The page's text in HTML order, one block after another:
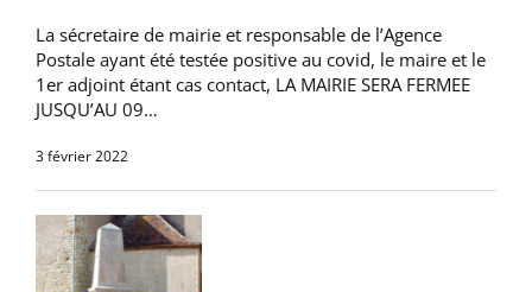
La sécretaire de mairie et responsable de l’Agence
Postale ayant été testée positive au covid, le maire et le
1er adjoint étant cas contact, LA MAIRIE SERA FERMEE
JUSQU’AU 09…
3 février 2022